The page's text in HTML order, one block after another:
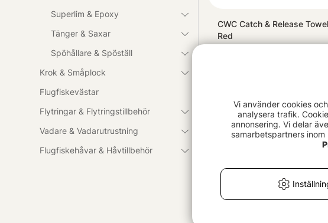
Superlim & Epoxy
Tänger & Saxar
Spöhållare & Spöställ
Krok & Småplock
Flugfiskevästar
Flytringar & Flytringstillbehör
Vadare & Vadarutrustning
Flugfiskehåvar & Håvtillbehör
CWC Catch & Release Towel
Red
Vi använder cookies
analysera trafik.
annonsering. Vi delar
samarbetspartners